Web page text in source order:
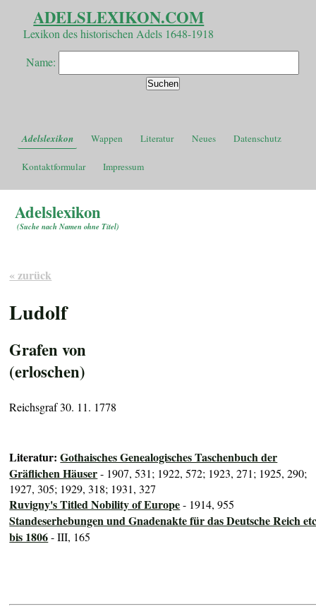
ADELSLEXIKON.COM
Lexikon des historischen Adels 1648-1918
Name:
Adelslexikon Wappen Literatur Neues Datenschutz
Kontaktformular Impressum
Adelslexikon
(Suche nach Namen ohne Titel)
« zurück
Ludolf
Grafen von
(erloschen)
Reichsgraf 30. 11. 1778
Literatur:Gothaisches Genealogisches Taschenbuch der
Gräflichen Häuser- 1907, 531; 1922, 572; 1923, 271; 1925, 290;
1927, 305; 1929, 318; 1931, 327
Ruvigny's Titled Nobility of Europe- 1914, 955
Standeserhebungen und Gnadenakte für das Deutsche Reich
bis 1806- III, 165